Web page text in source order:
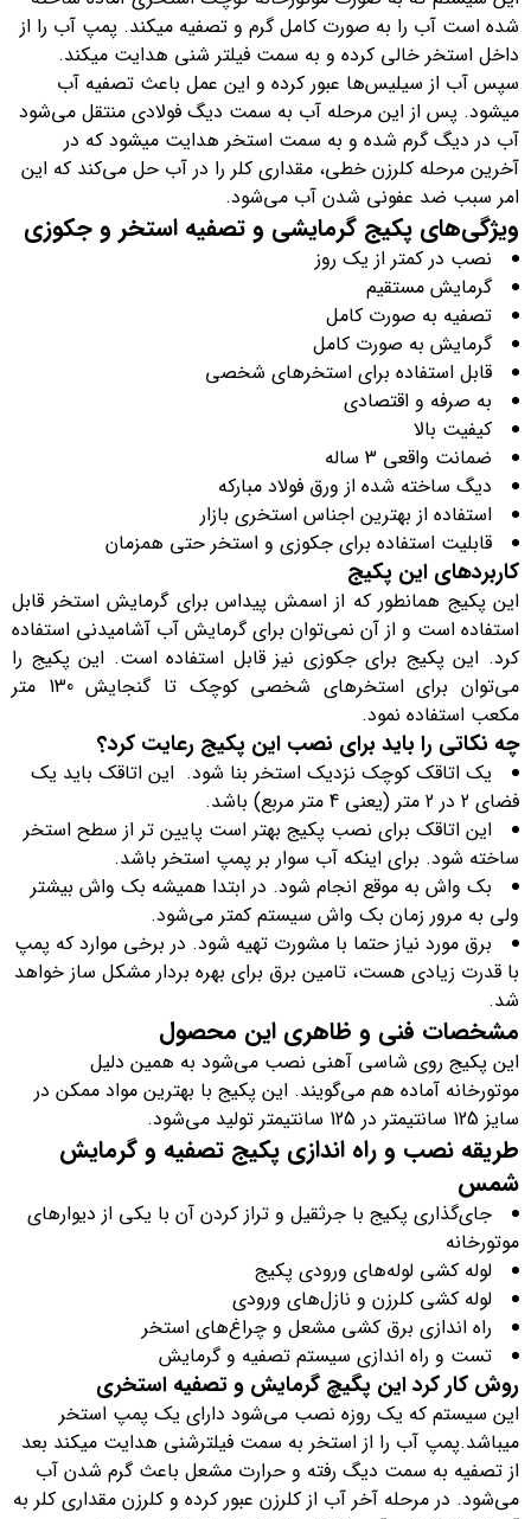
شده است آب را به صورت کامل گرم و تصفیه میکند. پمپ آب را از
داخل استخر خالی کرده و به سمت فیلتر شنی هدایت میکند.
سپس آب از سیلیس‌ها عبور کرده و این عمل باعث تصفیه آب
میشود. پس از این مرحله آب به سمت دیگ فولادی منتقل می‌شود
آب در دیگ گرم شده و به سمت استخر هدایت میشود که در
آخرین مرحله کلرزن خطی، مقداری کلر را در آب حل می‌کند که این
امر سبب ضد عفونی شدن آب می‌شود.
ویژگی‌های پکیج گرمایشی و تصفیه استخر و جکوزی
نصب در کمتر از یک روز
گرمایش مستقیم
تصفیه به صورت کامل
گرمایش به صورت کامل
قابل استفاده برای استخرهای شخصی
به صرفه و اقتصادی
کیفیت بالا
ضمانت واقعی 3 ساله
دیگ ساخته شده از ورق فولاد مبارکه
استفاده از بهترین اجناس استخری بازار
قابلیت استفاده برای جکوزی و استخر حتی همزمان
کاربردهای این پکیج
این پکیج همانطور که از اسمش پیداس برای گرمایش استخر قابل
استفاده است و از آن نمی‌توان برای گرمایش آب آشامیدنی استفاده
کرد. این پکیج برای جکوزی نیز قابل استفاده است. این پکیج را
می‌توان برای استخر‌های شخصی کوچک تا گنجایش 130 متر
مکعب استفاده نمود.
چه نکاتی را باید برای نصب این پکیج رعایت کرد؟
یک اتاقک کوچک نزدیک استخر بنا شود. این اتاقک باید یک
فضای 2 در 2 متر (یعنی 4 متر مربع) باشد.
این اتاقک برای نصب پکیج بهتر است پایین تر از سطح استخر
ساخته شود. برای اینکه آب سوار بر پمپ استخر باشد.
بک واش به موقع انجام شود. در ابتدا همیشه بک واش بیشتر
ولی به مرور زمان بک واش سیستم کمتر می‌شود.
برق مورد نیاز حتما با مشورت تهیه شود. در برخی موارد که پمپ
با قدرت زیادی هست، تامین برق برای بهره بردار مشکل ساز خواهد
شد.
مشخصات فنی و ظاهری این محصول
این پکیج روی شاسی آهنی نصب می‌شود به همین دلیل
موتورخانه آماده هم می‌گویند. این پکیج با بهترین مواد ممکن در
سایز 125 سانتیمتر در 125 سانتیمتر تولید می‌شود.
طریقه نصب و راه اندازی پکیج تصفیه و گرمایش
شمس
جای‌گذاری پکیج با جرثقیل و تراز کردن آن با یکی از دیوارهای
موتورخانه
لوله کشی لوله‌های ورودی پکیج
لوله کشی کلرزن و نازل‌های ورودی
راه اندازی برق کشی مشعل و چراغ‌های استخر
تست و راه اندازی سیستم تصفیه و گرمایش
روش کار کرد این پگیچ گرمایش و تصفیه استخری
این سیستم که یک روزه نصب می‌‌شود دارای یک پمپ استخر
میباشد.پمپ آب را از استخر به سمت فیلترشنی هدایت میکند بعد
از تصفیه به سمت دیگ رفته و حرارت مشعل باعث گرم شدن آب
می‌شود. در مرحله آخر آب از کلرزن عبور کرده و کلرزن مقداری کلر به